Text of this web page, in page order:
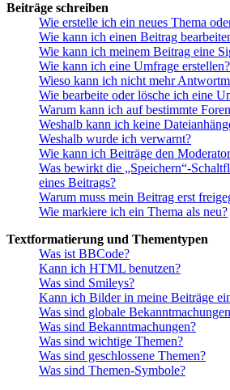
Beiträge schreiben
Wie erstelle ich ein neues Thema
Wie kann ich einen Beitrag
Wie kann ich meinem Beitrag eine
Wie kann ich eine Umfrage erstellen?
Wieso kann ich nicht mehr
Wie bearbeite oder lösche ich eine
Warum kann ich auf bestimmte
Weshalb kann ich keine
Weshalb wurde ich verwarnt?
Wie kann ich Beiträge den
Was bewirkt die „Speichern“-
eines Beitrags?
Warum muss mein Beitrag erst
Wie markiere ich ein Thema als neu?
Textformatierung und Thementypen
Was ist BBCode?
Kann ich HTML benutzen?
Was sind Smileys?
Kann ich Bilder in meine Beiträge
Was sind globale
Was sind Bekanntmachungen?
Was sind wichtige Themen?
Was sind geschlossene Themen?
Was sind Themen-Symbole?